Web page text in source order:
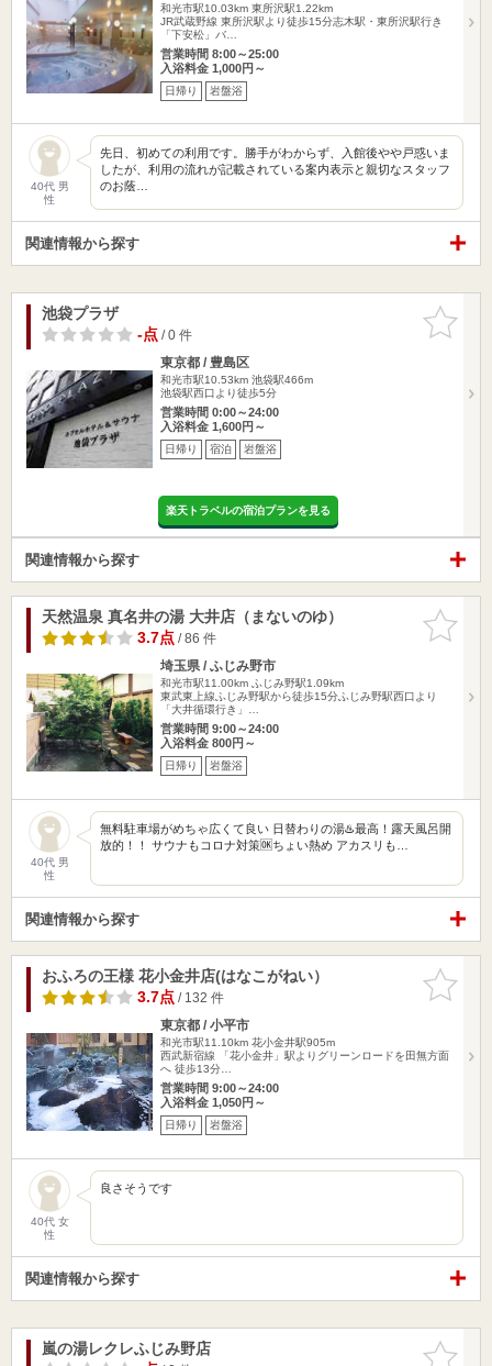
和光市駅10.03km 東所沢駅1.22km
JR武蔵野線 東所沢駅より徒歩15分志木駅・東所沢駅行き
「下安松」バ…
営業時間 8:00～25:00
入浴料金 1,000円～
日帰り 岩盤浴
40代 男
性
先日、初めての利用です。勝手がわからず、入館後やや戸惑いま
したが、利用の流れが記載されている案内表示と親切なスタッフ
のお蔭…
関連情報から探す
お気に入
りに追加
池袋プラザ
-点/ 0 件
東京都 / 豊島区
和光市駅10.53km 池袋駅466m
池袋駅西口より徒歩5分
営業時間 0:00～24:00
入浴料金 1,600円～
日帰り 宿泊 岩盤浴
楽天トラベルの宿泊プランを見る
関連情報から探す
お気に入
りに追加
天然温泉 真名井の湯 大井店（まないのゆ）
3.7点/ 86 件
埼玉県 / ふじみ野市
和光市駅11.00km ふじみ野駅1.09km
東武東上線ふじみ野駅から徒歩15分ふじみ野駅西口より
「大井循環行き」…
営業時間 9:00～24:00
入浴料金 800円～
日帰り 岩盤浴
40代 男
性
無料駐車場がめちゃ広くて良い 日替わりの湯♨️最高！露天風呂開
放的！！ サウナもコロナ対策🆗ちょい熱め アカスリも…
関連情報から探す
お気に入
りに追加
おふろの王様 花小金井店(はなこがねい）
3.7点/ 132 件
東京都 / 小平市
和光市駅11.10km 花小金井駅905m
西武新宿線 「花小金井」駅よりグリーンロードを田無方面
へ 徒歩13分…
営業時間 9:00～24:00
入浴料金 1,050円～
日帰り 岩盤浴
40代 女
性
良さそうです
関連情報から探す
お気に入
嵐の湯レクレふじみ野店